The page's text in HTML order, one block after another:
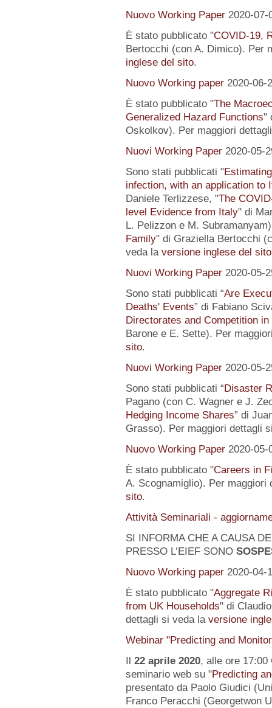
Nuovo Working Paper 2020-07-
È stato pubblicato "COVID-19,
Bertocchi (con A. Dimico). Per
inglese del sito.
Nuovo Working paper 2020-06-
È stato pubblicato "The
Generalized Hazard Functions"
Oskolkov). Per maggiori
Nuovi Working Paper 2020-05-
Sono stati pubblicati "
infection, with an application to
Daniele Terlizzese, "The
level Evidence from Italy" di
L. Pelizzon e M.
Family" di Graziella Bertocchi
veda la versione inglese del sito
Nuovi Working Paper 2020-05-
Sono stati pubblicati “Are
Deaths' Events” di Fabiano
Directorates and Competition in
Barone e E. Sette). Per
sito.
Nuovi Working Paper 2020-05-
Sono stati pubblicati “Disaster
Pagano (con C. Wagner e J.
Hedging Income Shares” di
Grasso). Per maggiori dettagli
Nuovo Working Paper 2020-05-
È stato pubblicato "Careers in
A. Scognamiglio). Per
sito.
Attività Seminariali -
SI INFORMA CHE A CAUSA
PRESSO L’EIEF SONO
Nuovo Working paper 2020-04-
È stato pubblicato "Aggregate
from UK Households" di
dettagli si veda la versione
Webinar "Predicting and
Il 22 aprile 2020, alle ore 17:00
seminario web su "Predicting
presentato da Paolo Giudici
Franco Peracchi (Georgetwon